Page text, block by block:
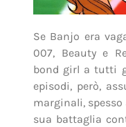
Se Banjo era
007, Beauty e
bond girl a tutti
episodi, però,
marginali,
sua battaglia